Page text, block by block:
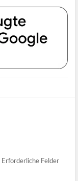
Erforderliche Felder